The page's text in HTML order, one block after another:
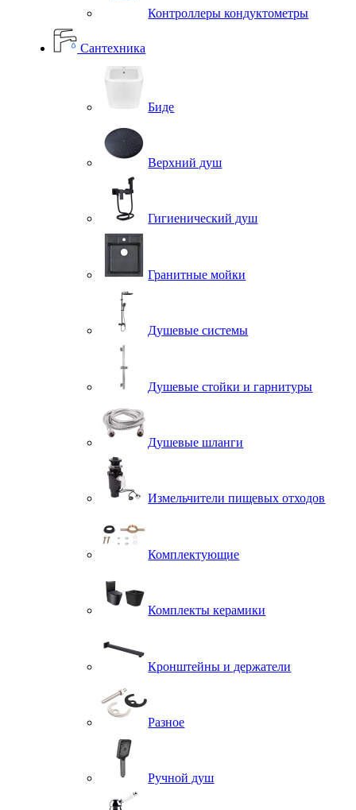
Контроллеры кондуктометры
Сантехника
Биде
Верхний душ
Гигиенический душ
Гранитные мойки
Душевые системы
Душевые стойки и гарнитуры
Душевые шланги
Измельчители пищевых отходов
Комплектующие
Комплекты керамики
Кронштейны и держатели
Разное
Ручной душ